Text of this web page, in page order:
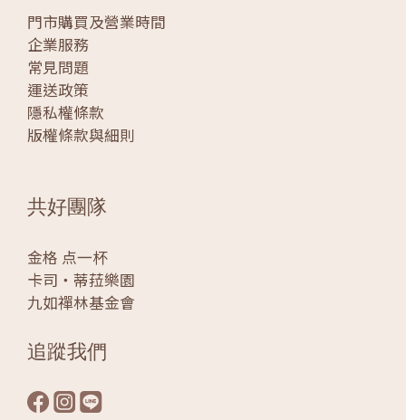
門市購買及營業時間
企業服務
常見問題
運送政策
隱私權條款
版權條款與細則
共好團隊
金格 点一杯
卡司‧蒂菈樂園
九如禪林基金會
追蹤我們